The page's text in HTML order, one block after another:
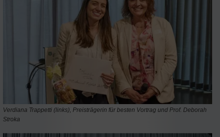
Verdiana Trappetti (links), Preisträgerin für besten Vortrag und Prof. Deborah
Stroka